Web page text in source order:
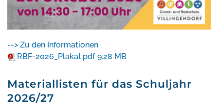
--> Zu den Informationen
RBF-2026_Plakat.pdf 9.28 MB
Materiallisten für das Schuljahr
2026/27